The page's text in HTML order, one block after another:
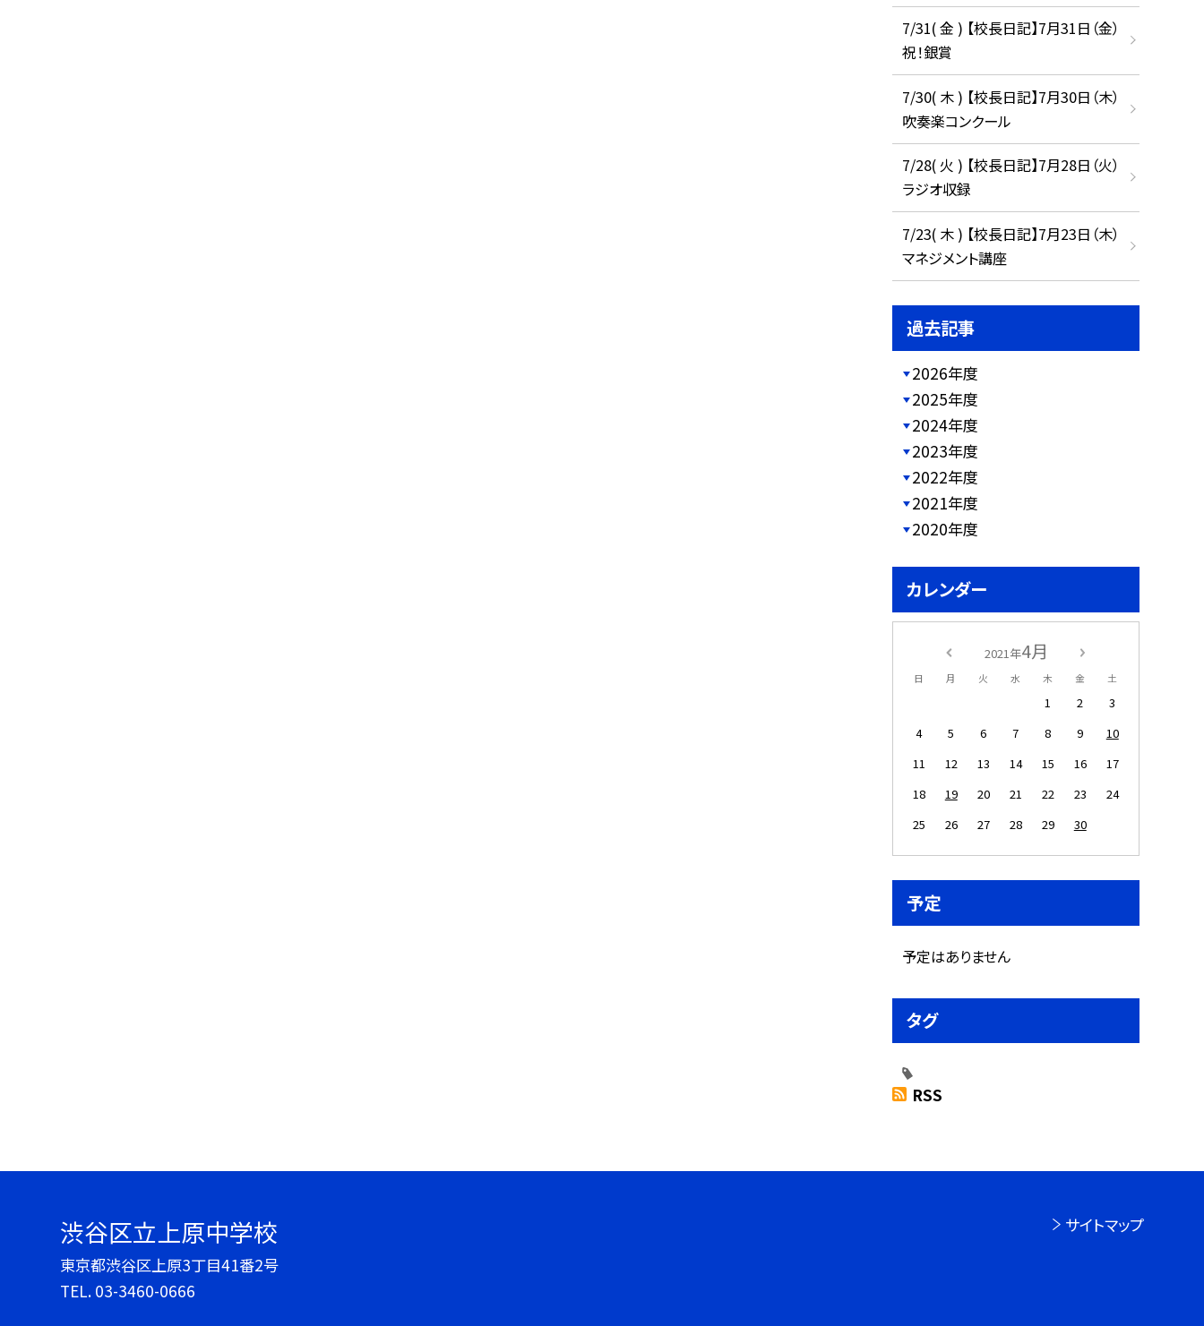
7/31( 金 ) 【校長日記】7月31日（金）
祝！銀賞
7/30( 木 ) 【校長日記】7月30日（木）
吹奏楽コンクール
7/28( 火 ) 【校長日記】7月28日（火）
ラジオ収録
7/23( 木 ) 【校長日記】7月23日（木）
マネジメント講座
過去記事
2026年度
2025年度
2024年度
2023年度
2022年度
2021年度
2020年度
カレンダー
2021年4月
日 月 火 水 木 金 土
1 2
3
4
5 6 7 8 9
10
11
12 13 14 15 16
17
18
19 20 21 22 23
24
25
26 27 28 29 30
予定
予定はありません
タグ
RSS
渋谷区立上原中学校
東京都渋谷区上原3丁目41番2号
TEL. 03-3460-0666
サイトマップ